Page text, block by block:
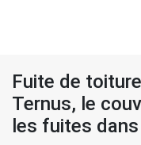
Fuite de
Ternus, le
les fuites